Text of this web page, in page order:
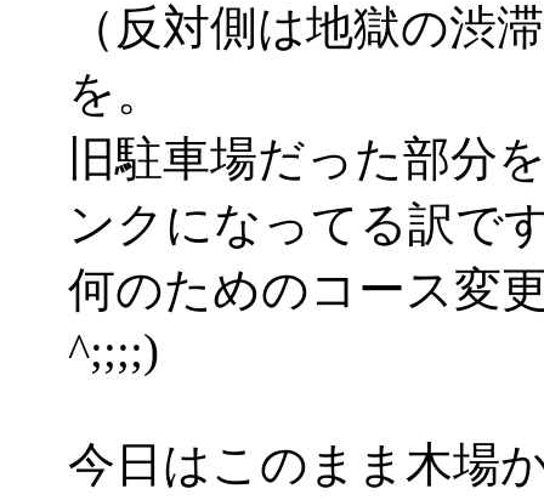
（反対側は地獄の渋
を。
旧駐車場だった部分
ンクになってる訳で
何のためのコース変
^;;;;)
今日はこのまま木場